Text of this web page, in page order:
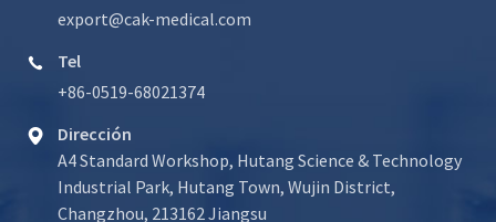
export@cak-medical.com

Tel
+86-0519-68021374

Dirección
A4 Standard Workshop, Hutang Science & Technology
Industrial Park, Hutang Town, Wujin District,
Changzhou, 213162 Jiangsu